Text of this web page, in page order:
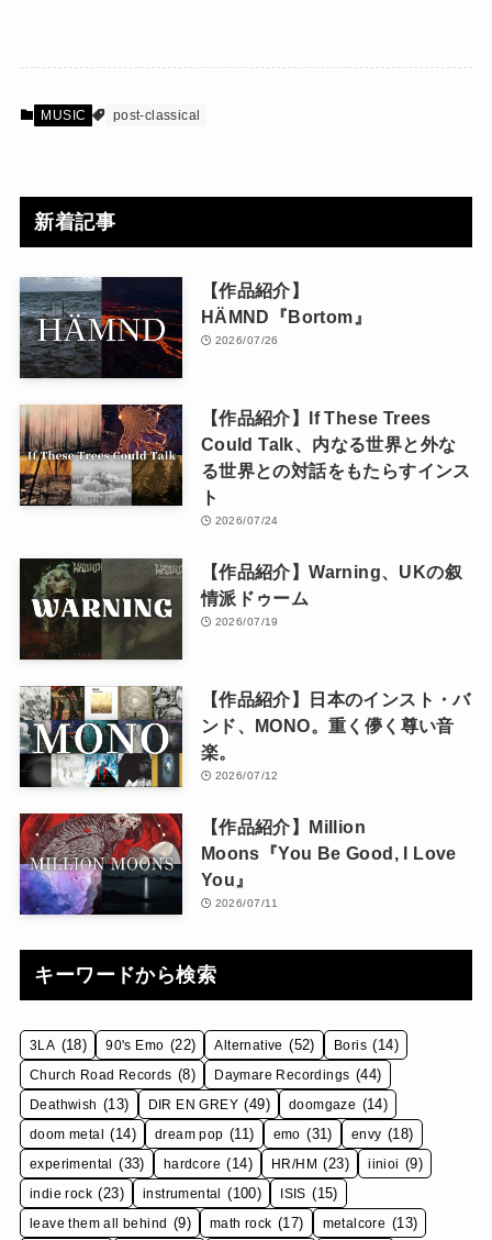
MUSIC post-classical
新着記事
【作品紹介】
HÄMND『Bortom』
2026/07/26
【作品紹介】If These Trees
Could Talk、内なる世界と外な
る世界との対話をもたらすインス
ト
2026/07/24
【作品紹介】Warning、UKの叙
情派ドゥーム
2026/07/19
【作品紹介】日本のインスト・バ
ンド、MONO。重く儚く尊い音
楽。
2026/07/12
【作品紹介】Million
Moons『You Be Good, I Love
You』
2026/07/11
キーワードから検索
3LA (18) 90's Emo (22) Alternative (52) Boris (14)
Church Road Records (8) Daymare Recordings (44)
Deathwish (13) DIR EN GREY (49) doomgaze (14)
doom metal (14) dream pop (11) emo (31) envy (18)
experimental (33) hardcore (14) HR/HM (23) iinioi (9)
indie rock (23) instrumental (100) ISIS (15)
leave them all behind (9) math rock (17) metalcore (13)